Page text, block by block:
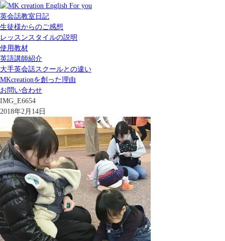
英会話教室日記
生徒様からのご感想
レッスンスタイルの説明
使用教材
英語講師紹介
大手英会話スクールとの違い
MKcreationを創った理由
お問い合わせ
IMG_E6654
2018年2月14日